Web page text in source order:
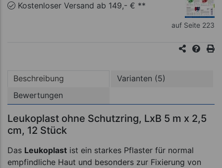
Kostenloser Versand ab 149,- € **
auf Seite 223
Beschreibung
Varianten (5)
Bewertungen
Leukoplast ohne Schutzring, LxB 5 m x 2,5
cm, 12 Stück
Das Leukoplast ist ein starkes Pflaster für normal
empfindliche Haut und besonders zur Fixierung von